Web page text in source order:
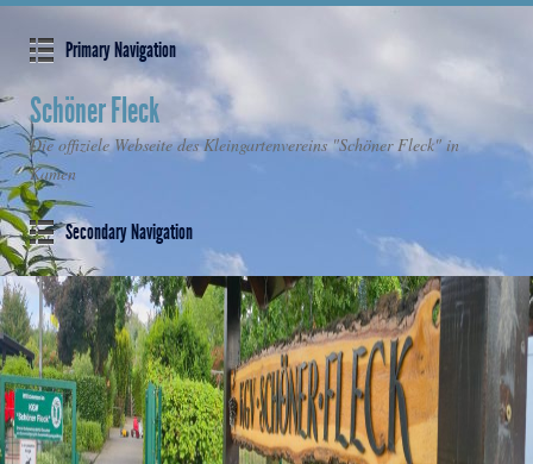
Primary Navigation
Schöner Fleck
Die offiziele Webseite des Kleingartenvereins "Schöner Fleck" in
Kamen
Secondary Navigation